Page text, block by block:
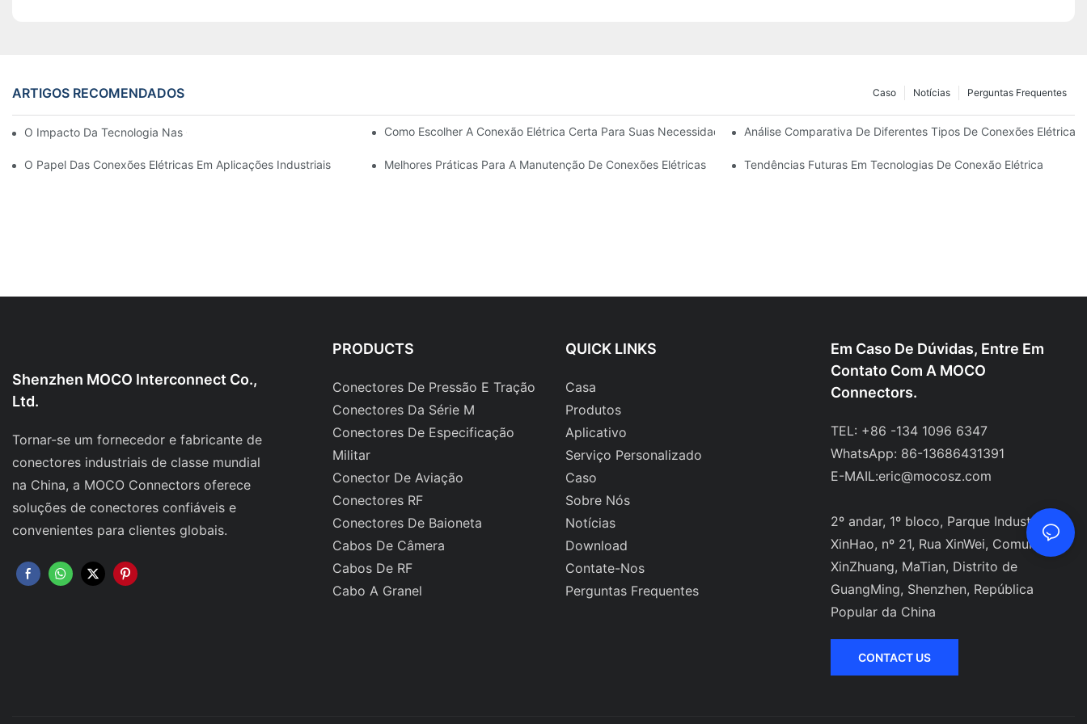
ARTIGOS RECOMENDADOS Perguntas Frequentes
Notícias
Caso
O Impacto Da Tecnologia Nas Conexões Elétricas Em Eletrônica Como Escolher A Conexão Elétrica Certa Para Suas Necessidades Análise Comparativa De Diferentes Tipos De Conexões Elétricas
O Papel Das Conexões Elétricas Em Aplicações Industriais Melhores Práticas Para A Manutenção De Conexões Elétricas Tendências Futuras Em Tecnologias De Conexão Elétrica
Shenzhen MOCO Interconnect Co.,
Ltd.
Tornar-se um fornecedor e fabricante de
conectores industriais de classe mundial
na China, a MOCO Connectors oferece
soluções de conectores confiáveis ​​e
convenientes para clientes globais.
PRODUCTS
Conectores De Pressão E Tração
Conectores Da Série M
Conectores De Especificação
Militar
Conector De Aviação
Conectores RF
Conectores De Baioneta
Cabos De Câmera
Cabos De RF
Cabo A Granel
QUICK LINKS
Casa
Produtos
Aplicativo
Serviço Personalizado
Caso
Sobre Nós
Notícias
Download
Contate-Nos
Perguntas Frequentes
Em Caso De Dúvidas, Entre Em
Contato Com A MOCO
Connectors.
TEL: +86 -134 1096 6347
WhatsApp: 86-13686431391
E-MAIL:eric@mocosz.com
2º andar, 1º bloco, Parque Industrial
XinHao, nº 21, Rua XinWei, Comunidade
XinZhuang, MaTian, ​​Distrito de
GuangMing, Shenzhen, República
Popular da China
CONTACT US